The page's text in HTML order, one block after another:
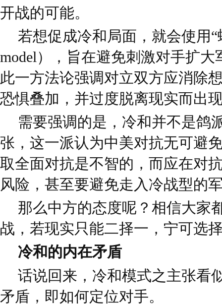
开战的可能。
若想促成冷和局面，就会使用“
model），旨在避免刺激对手扩
此一方法论强调对立双方应消除
恐惧叠加，并过度脱离现实而出
需要强调的是，冷和并不是鸽
张，这一派认为中美对抗无可避
取全面对抗是不智的，而应在对
风险，甚至要避免走入冷战型的
那么中方的态度呢？相信大家
战，若现实只能二择一，宁可选
冷和的内在矛盾
话说回来，冷和模式之主张看
矛盾，即如何定位对手。